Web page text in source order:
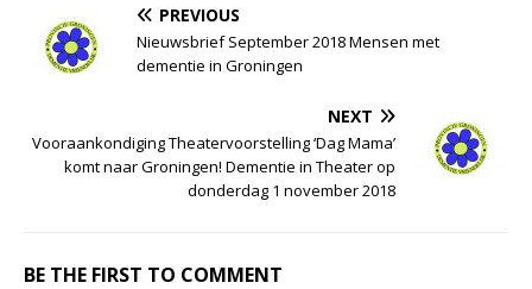
PREVIOUS
Nieuwsbrief September 2018 Mensen met
dementie in Groningen
NEXT
Vooraankondiging Theatervoorstelling ‘Dag Mama’
komt naar Groningen! Dementie in Theater op
donderdag 1 november 2018
BE THE FIRST TO COMMENT